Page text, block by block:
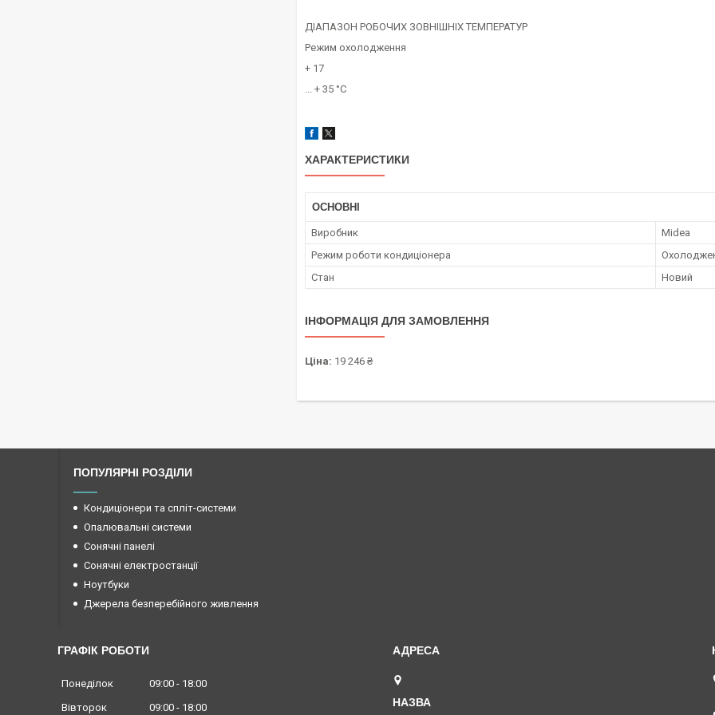
ДІАПАЗОН РОБОЧИХ ЗОВНІШНІХ ТЕМПЕРАТУР
Режим охолодження
+ 17
... + 35 °C
ХАРАКТЕРИСТИКИ
ОСНОВНІ
Виробник
Midea
Режим роботи кондиціонера
Стан
Новий
ІНФОРМАЦІЯ ДЛЯ ЗАМОВЛЕННЯ
Ціна: 19 246 ₴
ПОПУЛЯРНІ РОЗДІЛИ
Кондиціонери та спліт-системи
Опалювальні системи
Сонячні панелі
Сонячні електростанції
Ноутбуки
Джерела безперебійного живлення
ГРАФІК РОБОТИ
Понеділок 09:00
18:00
Вівторок
09:00 18:00